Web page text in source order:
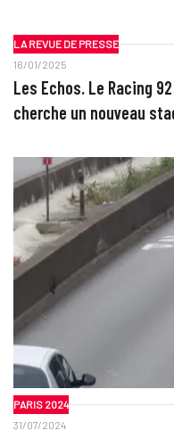
LA REVUE DE PRESSE
16/01/2025
Les Echos. Le Racing
cherche un nouveau
PARIS 2024
31/07/2024